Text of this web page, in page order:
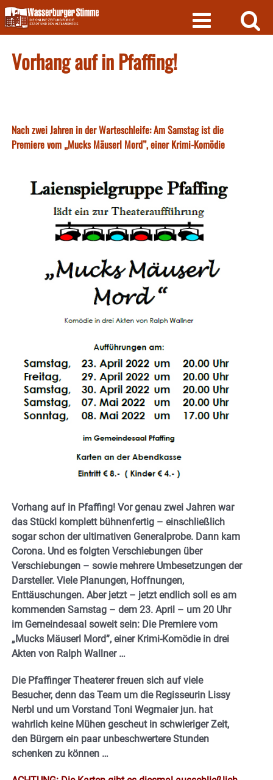
Skip
to
content
Vorhang auf in Pfaffing!
Nach zwei Jahren in der Warteschleife: Am Samstag ist die
Premiere vom „Mucks Mäuserl Mord”, einer Krimi-Komödie
Vorhang auf in Pfaffing! Vor genau zwei Jahren war
das Stückl komplett bühnenfertig – einschließlich
sogar schon der ultimativen Generalprobe. Dann kam
Corona. Und es folgten Verschiebungen über
Verschiebungen – sowie mehrere Umbesetzungen der
Darsteller. Viele Planungen, Hoffnungen,
Enttäuschungen. Aber jetzt – jetzt endlich soll es am
kommenden Samstag – dem 23. April – um 20 Uhr
im Gemeindesaal soweit sein: Die Premiere vom
„Mucks Mäuserl Mord”, einer Krimi-Komödie in drei
Akten von Ralph Wallner …
Die Pfaffinger Theaterer freuen sich auf viele
Besucher, denn das Team um die Regisseurin Lissy
Nerbl und um Vorstand Toni Wegmaier jun. hat
wahrlich keine Mühen gescheut in schwieriger Zeit,
den Bürgern ein paar unbeschwertere Stunden
schenken zu können …